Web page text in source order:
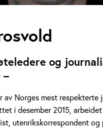
og
–
av Norges mest respekterte
i desember 2015,
utenrikskorrespondent og